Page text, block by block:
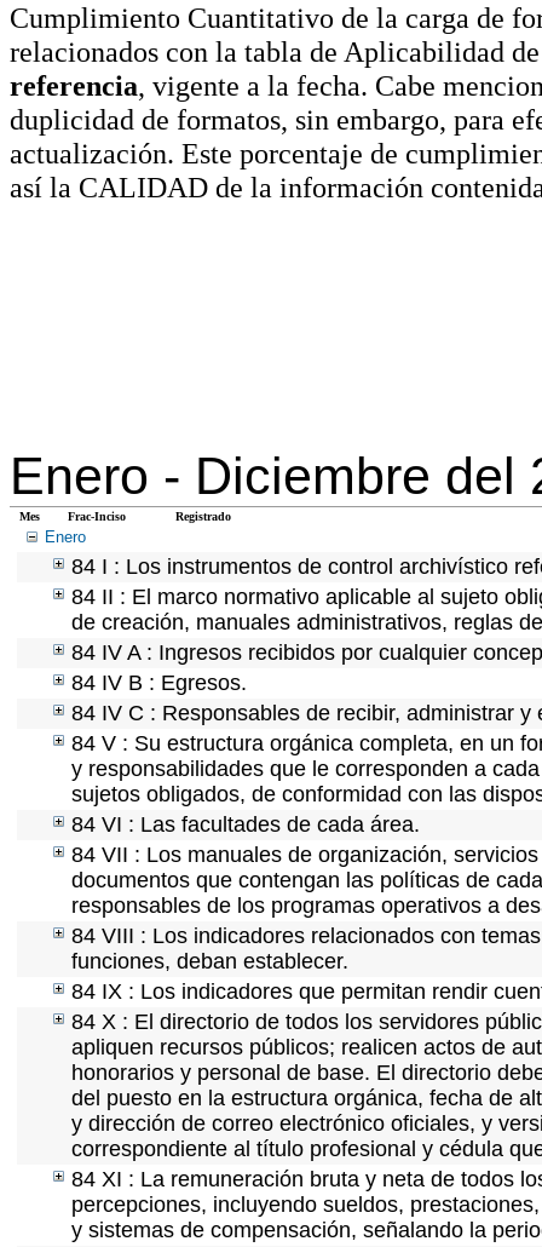
Cumplimiento Cuantitativo de la carga de
relacionados con la tabla de Aplicabilidad
referencia, vigente a la fecha. Cabe
duplicidad de formatos, sin embargo, para
actualización. Este porcentaje de
así la CALIDAD de la información
Enero - Diciembre del
Mes Frac-Inciso Registrado
Enero
84 I : Los instrumentos de control archivístico
84 II : El marco normativo aplicable al sujeto
de creación, manuales administrativos, reglas
84 IV A : Ingresos recibidos por cualquier
84 IV B : Egresos.
84 IV C : Responsables de recibir, administrar y
84 V : Su estructura orgánica completa, en un
y responsabilidades que le corresponden a
sujetos obligados, de conformidad con las
84 VI : Las facultades de cada área.
84 VII : Los manuales de organización,
documentos que contengan las políticas de
responsables de los programas operativos a
84 VIII : Los indicadores relacionados con
funciones, deban establecer.
84 IX : Los indicadores que permitan rendir
84 X : El directorio de todos los servidores
apliquen recursos públicos; realicen actos de
honorarios y personal de base. El directorio
del puesto en la estructura orgánica, fecha de
y dirección de correo electrónico oficiales, y
correspondiente al título profesional y cédula
84 XI : La remuneración bruta y neta de todos
percepciones, incluyendo sueldos,
y sistemas de compensación, señalando la